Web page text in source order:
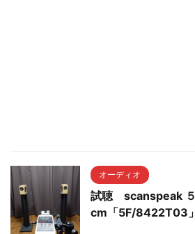
オーディオ
試聴 scanspeak ５
cm「5F/8422T03」